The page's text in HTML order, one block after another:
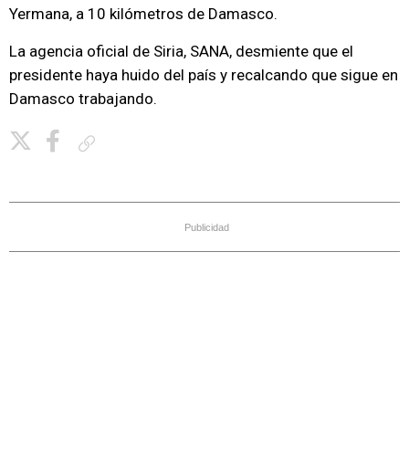
Yermana, a 10 kilómetros de Damasco.
La agencia oficial de Siria, SANA, desmiente que el
presidente haya huido del país y recalcando que sigue en
Damasco trabajando.
Publicidad